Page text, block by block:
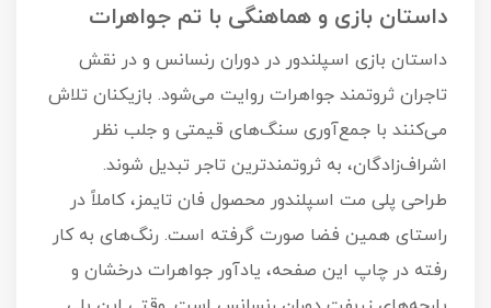
داستان بازی و هماهنگی با تم جواهرات
داستان بازی اسپلندور در دوران رنسانس و در نقش
تاجران ثروتمند جواهرات روایت می‌شود. بازیکنان تلاش
می‌کنند با جمع‌آوری سنگ‌های قیمتی و جلب نظر
اشراف‌زادگان، به ثروتمندترین تاجر تبدیل شوند.
طراحی پلی مت اسپلندور محصول فان تایمز، کاملاً در
راستای همین فضا صورت گرفته است. رنگ‌های به کار
رفته در چاپ این صفحه، یادآور جواهرات درخشان و